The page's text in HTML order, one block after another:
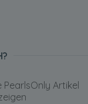
PearlsOnly Artikel